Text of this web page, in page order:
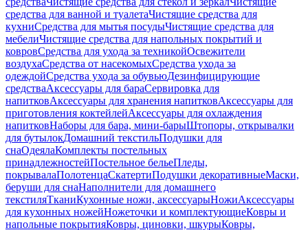
средства для ванной и туалетаЧистящие средства для
кухниСредства для мытья посудыЧистящие средства для
мебелиЧистящие средства для напольных покрытий и
ковровСредства для ухода за техникойОсвежители
воздухаСредства от насекомыхСредства ухода за
одеждойСредства ухода за обувьюДезинфицирующие
средстваАксессуары для бараСервировка для
напитковАксессуары для хранения напитковАксессуары для
приготовления коктейлейАксессуары для охлаждения
напитковНаборы для бара, мини-барыШтопоры, открывалки
для бутылокДомашний текстильПодушки для
снаОдеялаКомплекты постельных
принадлежностейПостельное бельеПледы,
покрывалаПолотенцаСкатертиПодушки декоративныеМаски,
беруши для снаНаполнители для домашнего
текстиляТканиКухонные ножи, аксессуарыНожиАксессуары
для кухонных ножейНожеточки и комплектующиеКовры и
напольные покрытияКовры, циновки, шкурыКовры,